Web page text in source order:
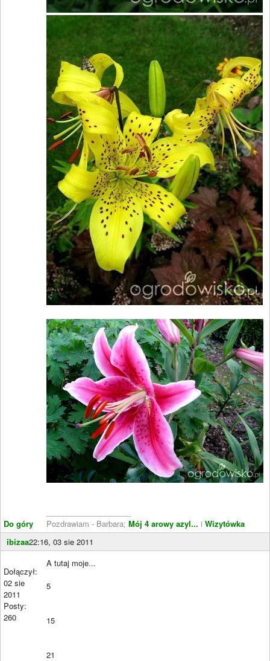
Do góry
Pozdrawiam - Barbara; Mój 4 arowy azyl... i Wizytówka
ibizaa22:16, 03 sie 2011
Dołączył:
02 sie
2011
Posty:
260
A tutaj moje...
5
15
21